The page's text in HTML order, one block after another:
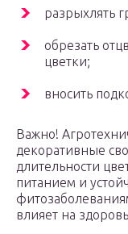
разрыхлять
обрезать
цветки;
вносить
Важно!
декоративные
длительности
питанием и
влияет на